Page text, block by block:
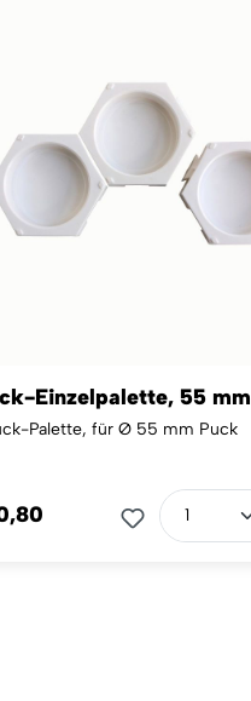
Einzelpalette, 55 mm
Palette, für Ø 55 mm Puck